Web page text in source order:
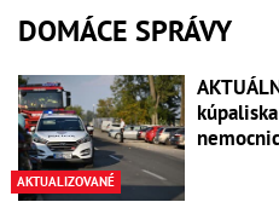
DOMÁCE SPRÁVY
AKTUALIZOVANÉ